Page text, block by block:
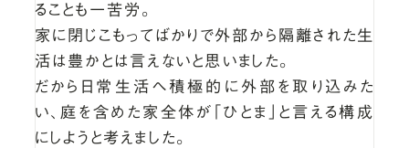
ることも一苦労。
家に閉じこもってばかりで外部から隔離された生
活は豊かとは言えないと思いました。
だから日常生活へ積極的に外部を取り込みた
い、庭を含めた家全体が「ひとま」と言える構成
にしようと考えました。